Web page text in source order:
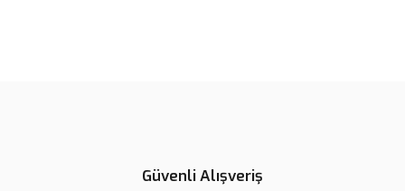
Güvenli Alışveriş